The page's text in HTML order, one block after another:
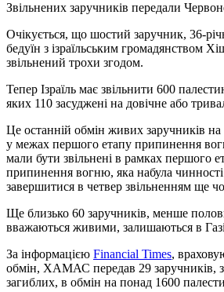
Звільнених заручників передали
Очікується, що шостий заручник, 36-
бедуїн з ізраїльським громадянством
звільнений трохи згодом.
Тепер Ізраїль має звільнити 600
яких 110 засуджені на довічне або
Це останній обмін живих заручників на
у межах першого етапу припинення
мали бути звільнені в рамках першого
припинення вогню, яка набула
завершитися в четвер звільненням ще
Ще близько 60 заручників, менше
вважаються живими, залишаються в
За інформацією Financial Times,
обмін, ХАМАС передав 29 заручників,
загиблих, в обмін на понад 1600